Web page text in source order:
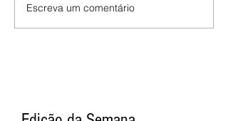
Escreva um comentário